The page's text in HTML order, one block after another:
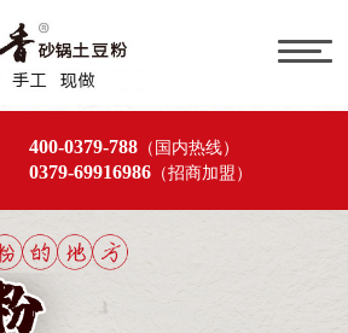
400-0379-788（国内热线）
0379-69916986（招商加盟）